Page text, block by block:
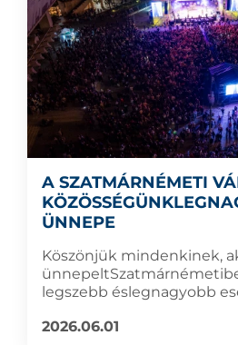
A SZATMÁRNÉMETI
ÜNNEPE
Köszönjük mindenkinek,
legszebb éslegnagyobb
2026.06.01